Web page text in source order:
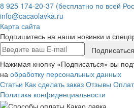
8 925 174-20-37 (бесплатно по всей
info@cacaolavka.ru
Карта сайта
Подпишитесь на наши новинки и
Подписаться
Нажимая кнопку «Подписаться» вы
на обработку персональных данных
Статьи Как сделать заказ Отзывы
Политика конфиденциальности